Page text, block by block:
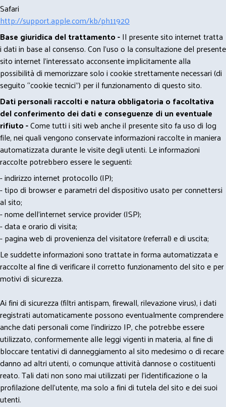
Safari
http://support.apple.com/kb/ph11920
Base giuridica del trattamento -Il presente sito internet tratta
i dati in base al consenso. Con l'uso o la consultazione del presente
sito internet l’interessato acconsente implicitamente alla
possibilità di memorizzare solo i cookie strettamente necessari (di
seguito “cookie tecnici”) per il funzionamento di questo sito.
Dati personali raccolti e natura obbligatoria o facoltativa
del conferimento dei dati e conseguenze di un eventuale
rifiuto -Come tutti i siti web anche il presente sito fa uso di log
file, nei quali vengono conservate informazioni raccolte in maniera
automatizzata durante le visite degli utenti. Le informazioni
raccolte potrebbero essere le seguenti:
- indirizzo internet protocollo (IP);
- tipo di browser e parametri del dispositivo usato per connettersi
al sito;
- nome dell'internet service provider (ISP);
- data e orario di visita;
- pagina web di provenienza del visitatore (referral) e di uscita;
Le suddette informazioni sono trattate in forma automatizzata e
raccolte al fine di verificare il corretto funzionamento del sito e per
motivi di sicurezza.
Ai fini di sicurezza (filtri antispam, firewall, rilevazione virus), i dati
registrati automaticamente possono eventualmente comprendere
anche dati personali come l'indirizzo IP, che potrebbe essere
utilizzato, conformemente alle leggi vigenti in materia, al fine di
bloccare tentativi di danneggiamento al sito medesimo o di recare
danno ad altri utenti, o comunque attività dannose o costituenti
reato. Tali dati non sono mai utilizzati per l'identificazione o la
profilazione dell'utente, ma solo a fini di tutela del sito e dei suoi
utenti.